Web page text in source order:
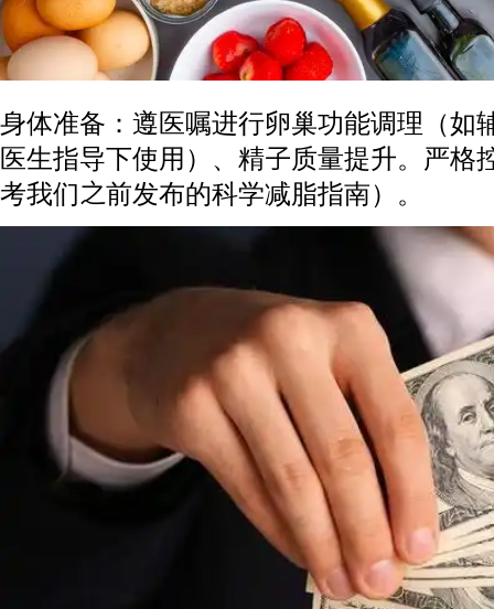
身体准备：遵医嘱进行卵巢功能调理（如
医生指导下使用）、精子质量提升。严格
考我们之前发布的科学减脂指南）。